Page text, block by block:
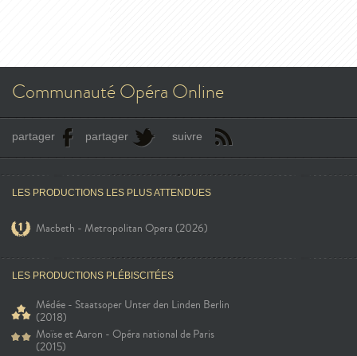
Communauté Opéra Online
partager partager suivre
LES PRODUCTIONS LES PLUS ATTENDUES
Macbeth - Metropolitan Opera (2026)
LES PRODUCTIONS PLÉBISCITÉES
Médée - Staatsoper Unter den Linden Berlin
(2018)
Moïse et Aaron - Opéra national de Paris
(2015)